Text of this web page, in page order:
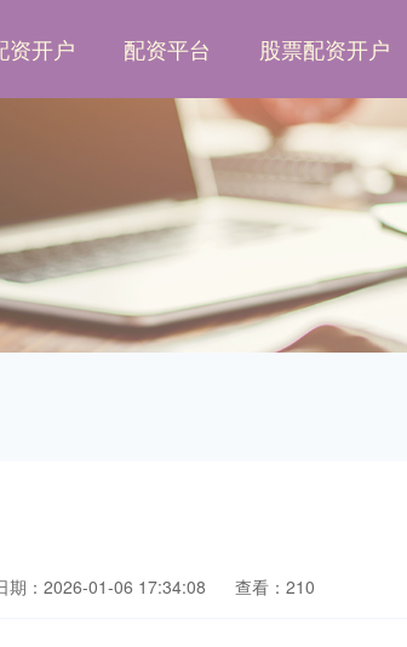
资开户 配资平台 股票配资开户
期：2026-01-06 17:34:08 查看：210